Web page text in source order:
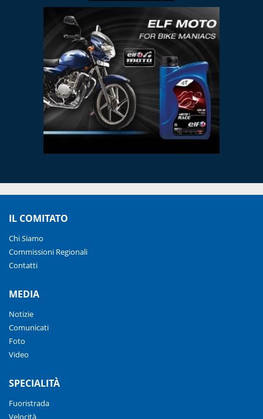
IL COMITATO
Chi Siamo
Commissioni Regionali
Contatti
MEDIA
Notizie
Comunicati
Foto
Video
SPECIALITÀ
Fuoristrada
Velocità